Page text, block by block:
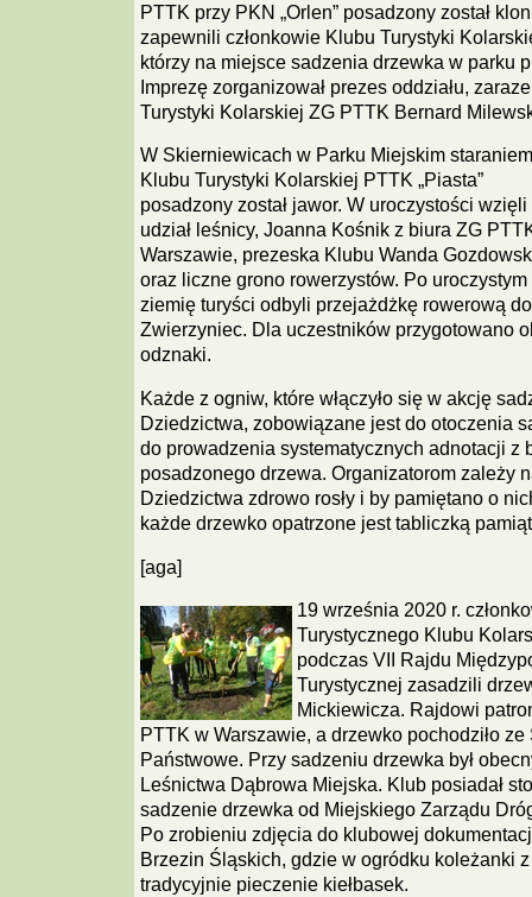
PTTK przy PKN „Orlen” posadzony został
zapewnili członkowie Klubu Turystyki
którzy na miejsce sadzenia drzewka w parku
Imprezę zorganizował prezes oddziału,
Turystyki Kolarskiej ZG PTTK Bernard
W Skierniewicach w Parku Miejskim staraniem
Klubu Turystyki Kolarskiej PTTK „Piasta”
posadzony został jawor. W uroczystości wzięli
udział leśnicy, Joanna Kośnik z biura ZG
Warszawie, prezeska Klubu Wanda
oraz liczne grono rowerzystów. Po
ziemię turyści odbyli przejażdżkę rowerową
Zwierzyniec. Dla uczestników przygotowano
odznaki.
Każde z ogniw, które włączyło się w akcję
Dziedzictwa, zobowiązane jest do otoczenia
do prowadzenia systematycznych adnotacji z
posadzonego drzewa. Organizatorom zależy
Dziedzictwa zdrowo rosły i by pamiętano o
każde drzewko opatrzone jest tabliczką
[aga]
19 września 2020 r.
Turystycznego Klubu
podczas VII Rajdu
Turystycznej zasadzili
Mickiewicza. Rajdowi
PTTK w Warszawie, a drzewko pochodziło ze
Państwowe. Przy sadzeniu drzewka był
Leśnictwa Dąbrowa Miejska. Klub posiadał
sadzenie drzewka od Miejskiego Zarządu
Po zrobieniu zdjęcia do klubowej
Brzezin Śląskich, gdzie w ogródku koleżanki z
tradycyjnie pieczenie kiełbasek.